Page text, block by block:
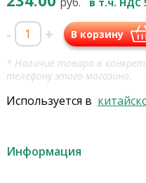
в т.ч. НДС
- + В корзину
* Наличие товара в
телефону этого магазина.
Используется в
Информация